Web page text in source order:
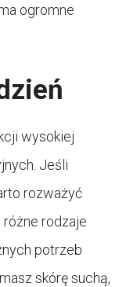
ogromne
wysokiej
Jeśli
rozważyć
różne rodzaje
potrzeb
skórę suchą,